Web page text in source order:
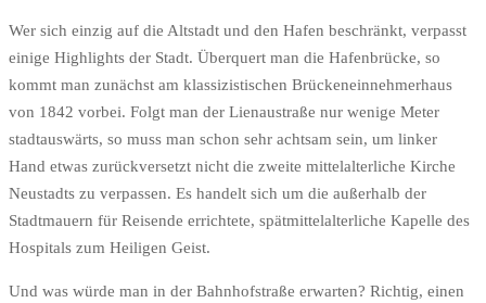
Wer sich einzig auf die Altstadt und den Hafen beschränkt, verpasst
einige Highlights der Stadt. Überquert man die Hafenbrücke, so
kommt man zunächst am klassizistischen Brückeneinnehmerhaus
von 1842 vorbei. Folgt man der Lienaustraße nur wenige Meter
stadtauswärts, so muss man schon sehr achtsam sein, um linker
Hand etwas zurückversetzt nicht die zweite mittelalterliche Kirche
Neustadts zu verpassen. Es handelt sich um die außerhalb der
Stadtmauern für Reisende errichtete, spätmittelalterliche Kapelle des
Hospitals zum Heiligen Geist.
Und was würde man in der Bahnhofstraße erwarten? Richtig, einen